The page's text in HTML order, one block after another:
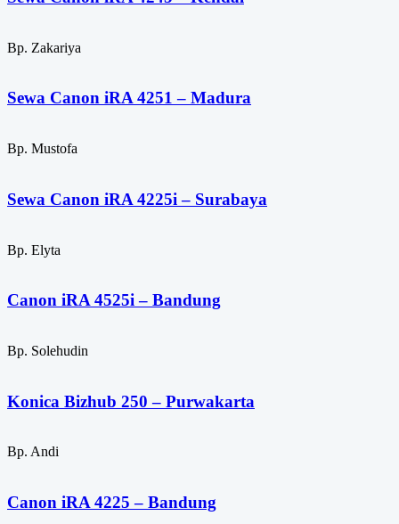
Bp. Zakariya
Sewa Canon iRA 4251 – Madura
Bp. Mustofa
Sewa Canon iRA 4225i – Surabaya
Bp. Elyta
Canon iRA 4525i – Bandung
Bp. Solehudin
Konica Bizhub 250 – Purwakarta
Bp. Andi
Canon iRA 4225 – Bandung